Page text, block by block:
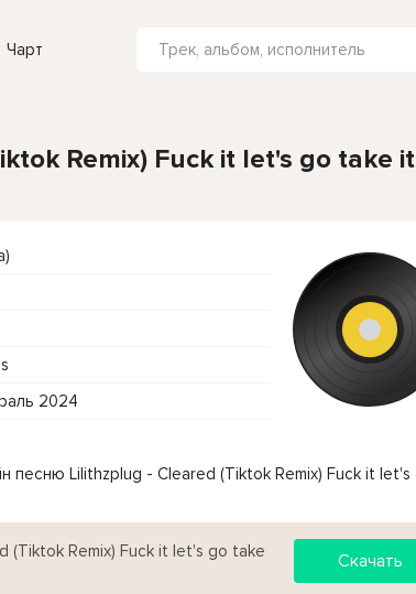
Чарт
Remix) Fuck it let's go take it
2024
(Tiktok Remix) Fuck it let's go take
Скачать